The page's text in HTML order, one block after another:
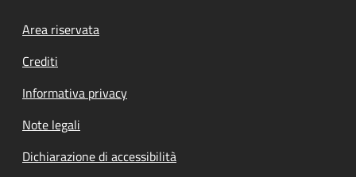
Footer menu
Area riservata
Crediti
Informativa privacy
Note legali
Dichiarazione di accessibilità